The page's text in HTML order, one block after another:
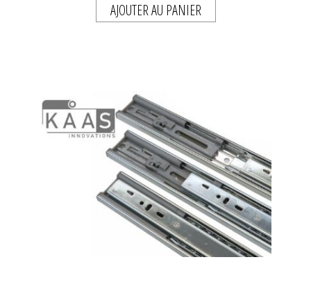
AJOUTER AU PANIER